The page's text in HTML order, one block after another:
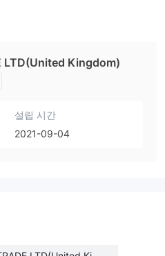
LTD(United Kingdom)
설립 시간
2021-09-04